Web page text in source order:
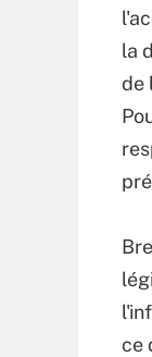
la
de
ce